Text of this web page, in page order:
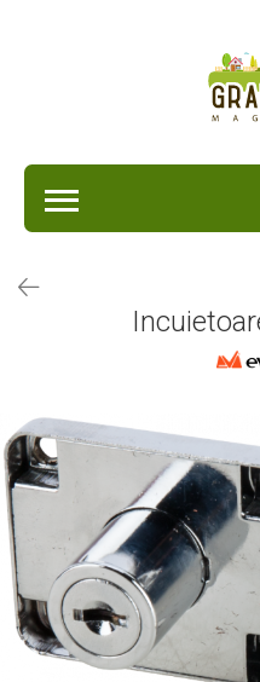
Tractorașe de cosit iarba
Masini de tuns iarba
Roabe
Pompe de apă
Foarfeci
Fierastrau gard viu
Fierastraie telescopice
Dispozitiv de ascutit lant
Masini electrice de tuns oi
Motoburghiu
Fierăstrău de mână
Topoare
Suflante